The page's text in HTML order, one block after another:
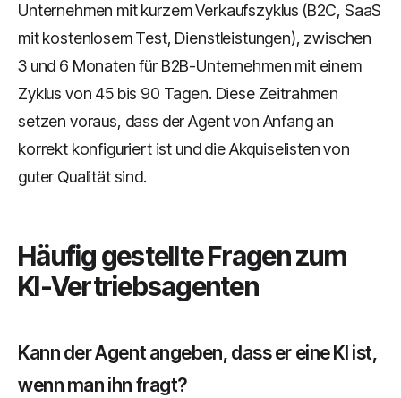
Unternehmen mit kurzem Verkaufszyklus (B2C, SaaS
mit kostenlosem Test, Dienstleistungen), zwischen
3 und 6 Monaten für B2B-Unternehmen mit einem
Zyklus von 45 bis 90 Tagen. Diese Zeitrahmen
setzen voraus, dass der Agent von Anfang an
korrekt konfiguriert ist und die Akquiselisten von
guter Qualität sind.
Häufig gestellte Fragen zum
KI-Vertriebsagenten
Kann der Agent angeben, dass er eine KI ist,
wenn man ihn fragt?